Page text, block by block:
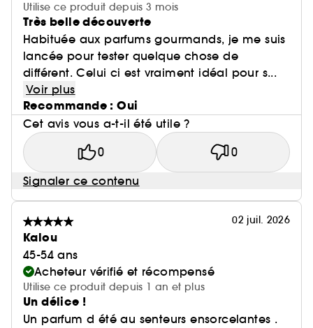
Utilise ce produit depuis 3 mois
Très belle découverte
Habituée aux parfums gourmands, je me suis
lancée pour tester quelque chose de
différent. Celui ci est vraiment idéal pour s...
Voir plus
Recommande : Oui
Cet avis vous a-t-il été utile ?
0 0
Signaler ce contenu
02 juil. 2026
Kalou
45-54 ans
Acheteur vérifié et récompensé
Utilise ce produit depuis 1 an et plus
Un délice !
Un parfum d été au senteurs ensorcelantes .